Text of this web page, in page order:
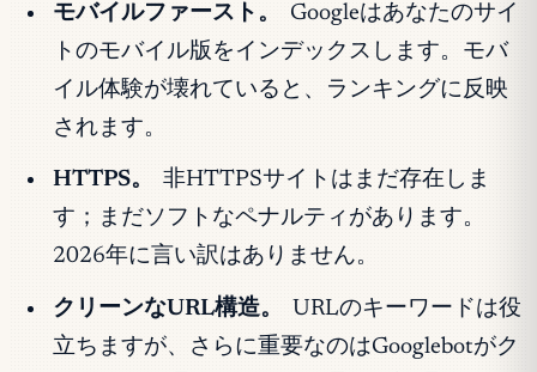
モバイルファースト。
Googleはあなたのサイ
トのモバイル版をインデックスします。モバ
イル体験が壊れていると、ランキングに反映
されます。
HTTPS。
非HTTPSサイトはまだ存在しま
す；まだソフトなペナルティがあります。
2026年に言い訳はありません。
クリーンなURL構造。
URLのキーワードは役
立ちますが、さらに重要なのはGooglebotがク